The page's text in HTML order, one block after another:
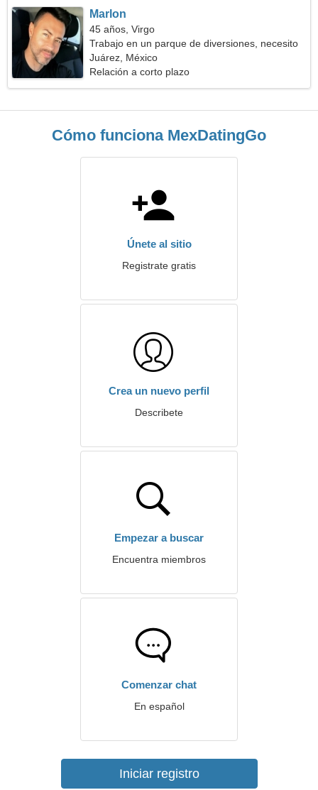
Marlon
45 años, Virgo
Trabajo en un parque de diversiones, necesito
una mujer genial
Juárez, México
Relación a corto plazo
Cómo funciona MexDatingGo
Únete al sitio
Registrate gratis
Crea un nuevo perfil
Describete
Empezar a buscar
Encuentra miembros
Comenzar chat
En español
Iniciar registro